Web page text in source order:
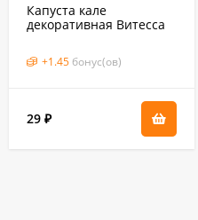
Капуста кале
декоративная Витесса
+1.45 бонус(ов)
29 ₽